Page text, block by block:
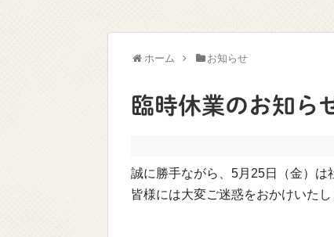
ホーム お知らせ
臨時休業のお知ら
誠に勝手ながら、5月25日（金）は
皆様には大変ご迷惑をおかけいた